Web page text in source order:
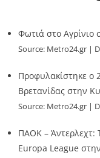
Φωτιά στο
Source: Metro24.gr
Προφυλακίστηκε ο
Βρετανίδας στην
Source: Metro24.gr
ΠΑΟΚ – Άντερλεχτ:
Europa League